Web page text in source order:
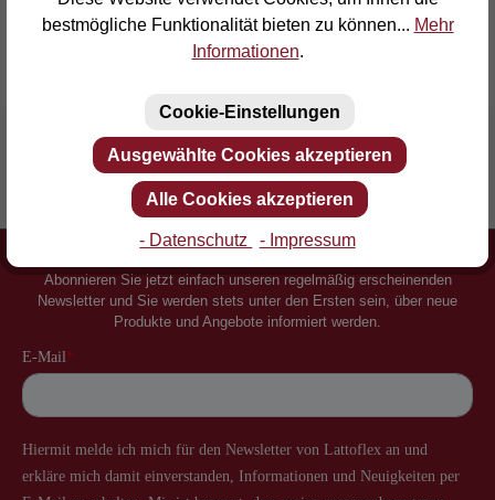
Erfinder des Lattenrostes Mehr als 60 Jahre Erfahrung
Abonnieren Sie jetzt einfach unseren regelmäßig erscheinenden
Newsletter und Sie werden stets unter den Ersten sein, über neue
Produkte und Angebote informiert werden.
bestmögliche Funktionalität bieten zu können... Mehr
Informationen.
Cookie-Einstellungen
Ausgewählte Cookies akzeptieren
Alle Cookies akzeptieren
- Datenschutz - Impressum